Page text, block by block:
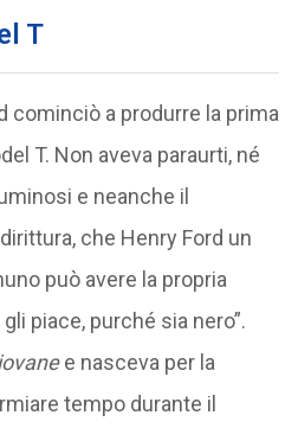
T
cominciò a produrre la prima
T. Non aveva paraurti, né
e neanche il
che Henry Ford un
può avere la propria
piace, purché sia nero”.
e nasceva per la
tempo durante il